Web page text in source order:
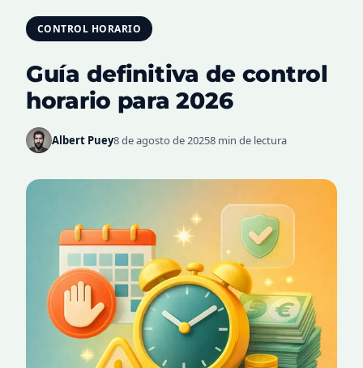
CONTROL HORARIO
Guía definitiva de control
horario para 2026
Albert Puey8 de agosto de 20258 min de lectura